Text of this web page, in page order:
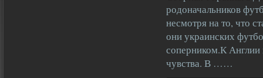
родоначальников
несмотря на то, что
они украинских
соперником.К
чувства. В ……